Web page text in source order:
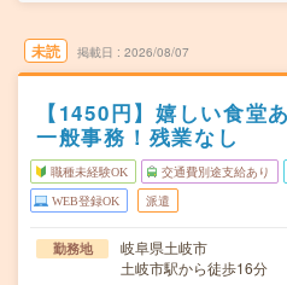
未読 掲載日 2026/08/07
【1450円】嬉しい食堂
一般事務！残業なし
職種未経験OK 交通費別途支給あり
WEB登録OK 派遣
勤務地
岐阜県土岐市
土岐市駅から徒歩16分